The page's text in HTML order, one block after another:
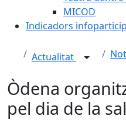
MICOD
Indicadors
Actualitat
Òdena
pel dia de la